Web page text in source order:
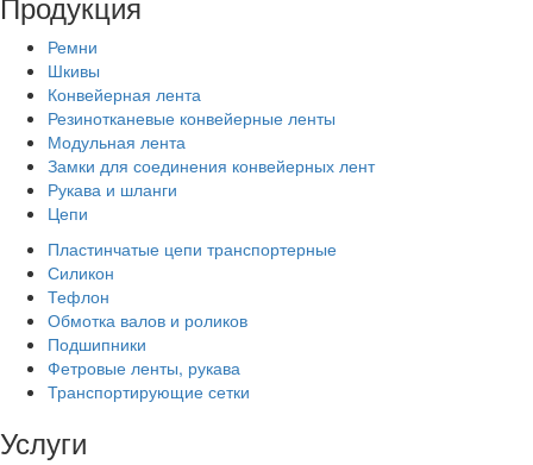
Ремни
Шкивы
Конвейерная лента
Резинотканевые конвейерные ленты
Модульная лента
Замки для соединения конвейерных лент
Рукава и шланги
Цепи
Пластинчатые цепи транспортерные
Силикон
Тефлон
Обмотка валов и роликов
Подшипники
Фетровые ленты, рукава
Транспортирующие сетки
Услуги